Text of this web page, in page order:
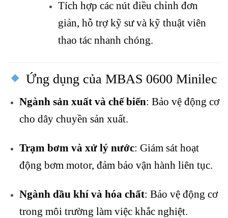
Tích hợp các nút điều chỉnh đơn
giản, hỗ trợ kỹ sư và kỹ thuật viên
thao tác nhanh chóng.
Ứng dụng của MBAS 0600 Minilec
Ngành sản xuất và chế biến: Bảo vệ động cơ
cho dây chuyền sản xuất.
Trạm bơm và xử lý nước: Giám sát hoạt
động bơm motor, đảm bảo vận hành liên tục.
Ngành dầu khí và hóa chất: Bảo vệ động cơ
trong môi trường làm việc khắc nghiệt.